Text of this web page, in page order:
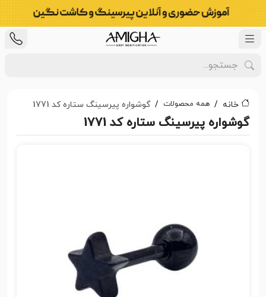
خانه همه محصولات گوشواره پیرسینگ ستاره کد 1771
گوشواره پیرسینگ ستاره کد 1771